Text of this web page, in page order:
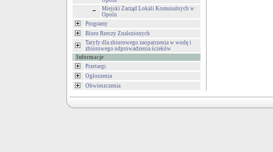
Miejski Zarząd Lokali Komunalnych w
Opolu
Programy
Biuro Rzeczy Znalezionych
Tatyfy dla zbiorowego zaopatrzenia w wodę i
zbiorowego odprowadzenia ścieków
Informacje
Przetargi
Ogłoszenia
Obwieszczenia